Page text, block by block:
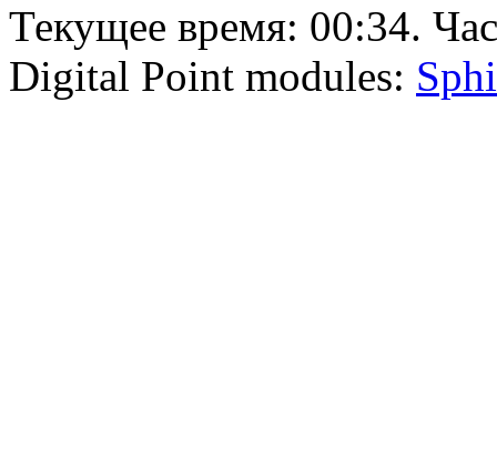
Текущее время: 00:34.
Digital Point modules: